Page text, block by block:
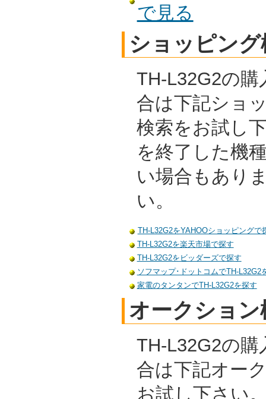
で見る
ショッピング
TH-L32G2の
合は下記ショ
検索をお試し
を終了した機
い場合もあり
い。
TH-L32G2をYAHOOショッピングで
TH-L32G2を楽天市場で探す
TH-L32G2をビッダーズで探す
ソフマップ･ドットコムでTH-L32G2
家電のタンタンでTH-L32G2を探す
オークション
TH-L32G2の
合は下記オー
お試し下さい